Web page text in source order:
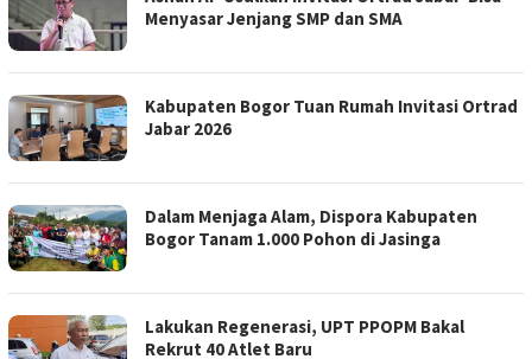
Menyasar Jenjang SMP dan SMA
Kabupaten Bogor Tuan Rumah Invitasi Ortrad
Jabar 2026
Dalam Menjaga Alam, Dispora Kabupaten
Bogor Tanam 1.000 Pohon di Jasinga
Lakukan Regenerasi, UPT PPOPM Bakal
Rekrut 40 Atlet Baru